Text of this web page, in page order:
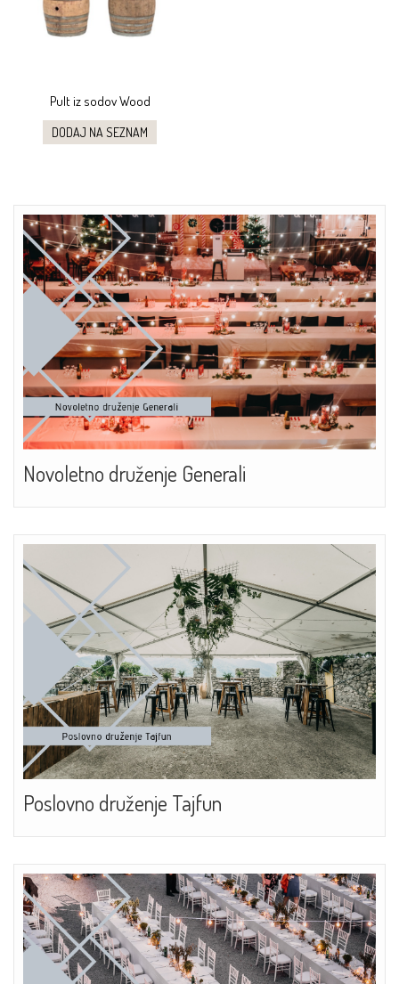
Pult iz sodov Wood
DODAJ NA SEZNAM
Novoletno druženje Generali
Poslovno druženje Tajfun